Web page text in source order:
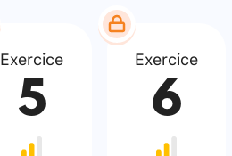
Exercice
5
Exercice
6